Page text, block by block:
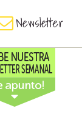
Newsletter